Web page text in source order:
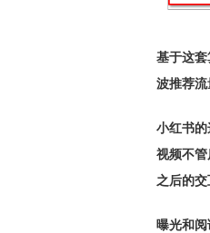
基于这
波推荐
小红书
视频不
之后的
曝光和阅